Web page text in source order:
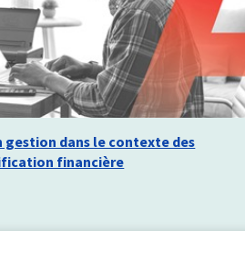
gestion dans le contexte des
financière